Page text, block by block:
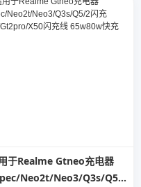
于Realme Gtneo充电器
Neo2t/Neo3/Q3s/Q5/2